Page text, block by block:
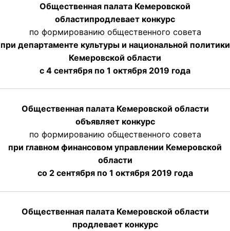
Общественная палата Кемеровской
областипродлевает конкурс
по формированию общественного совета
при департаменте культуры и национальной политики
Кемеровской области
с 4 сентября по 1 октября 2019 года
Общественная палата Кемеровской области
объявляет конкурс
по формированию общественного совета
при главном финансовом управлении Кемеровской
области
со 2 сентября по 1 октября 2019 года
Общественная палата Кемеровской области
продлевает конкурс